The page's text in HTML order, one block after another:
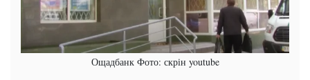
Ощадбанк Фото: скрін youtube